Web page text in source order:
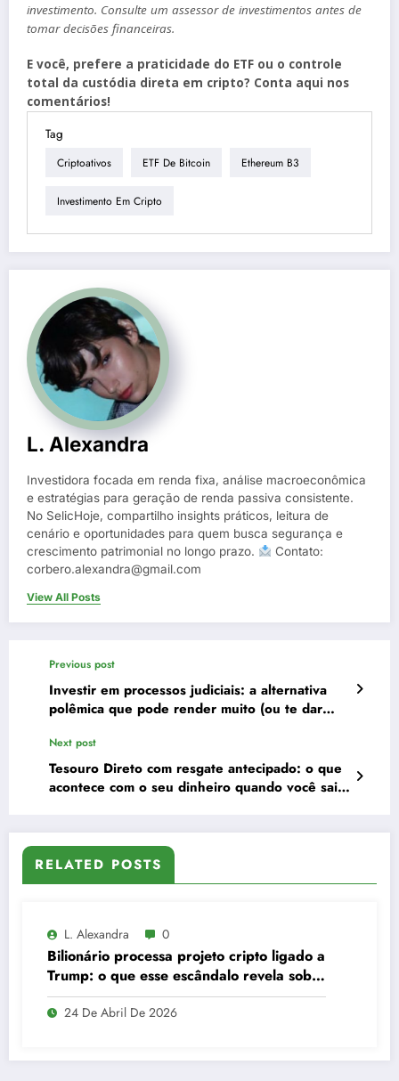
investimento. Consulte um assessor de investimentos antes de
tomar decisões financeiras.
E você, prefere a praticidade do ETF ou o controle
total da custódia direta em cripto? Conta aqui nos
comentários!
Tag
Criptoativos ETF De Bitcoin Ethereum B3
Investimento Em Cripto
L. Alexandra
Investidora focada em renda fixa, análise macroeconômica
e estratégias para geração de renda passiva consistente.
No SelicHoje, compartilho insights práticos, leitura de
cenário e oportunidades para quem busca segurança e
crescimento patrimonial no longo prazo.
Contato:
corbero.alexandra@gmail.com
View All Posts
Previous post
Investir em processos judiciais: a alternativa
polêmica que pode render muito (ou te dar
Next post
Tesouro Direto com resgate antecipado: o que
acontece com o seu dinheiro quando você sai
RELATED POSTS
L. Alexandra 0
Bilionário processa projeto cripto ligado a
Trump: o que esse escândalo revela sobre
o mercado de criptomoedas
24 De Abril De 2026